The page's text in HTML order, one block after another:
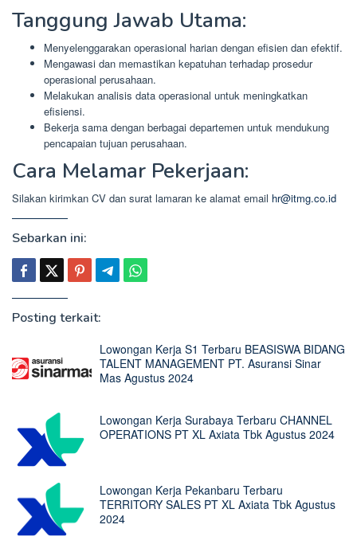
Tanggung Jawab Utama:
Menyelenggarakan operasional harian dengan efisien dan efektif.
Mengawasi dan memastikan kepatuhan terhadap prosedur
operasional perusahaan.
Melakukan analisis data operasional untuk meningkatkan
efisiensi.
Bekerja sama dengan berbagai departemen untuk mendukung
pencapaian tujuan perusahaan.
Cara Melamar Pekerjaan:
Silakan kirimkan CV dan surat lamaran ke alamat email hr@itmg.co.id
Sebarkan ini:
Posting terkait:
Lowongan Kerja S1 Terbaru BEASISWA BIDANG
TALENT MANAGEMENT PT. Asuransi Sinar
Mas Agustus 2024
Lowongan Kerja Surabaya Terbaru CHANNEL
OPERATIONS PT XL Axiata Tbk Agustus 2024
Lowongan Kerja Pekanbaru Terbaru
TERRITORY SALES PT XL Axiata Tbk Agustus
2024